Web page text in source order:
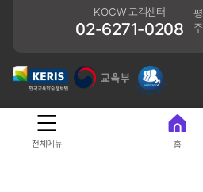
KOCW 고객센터
02-6271-0208
개인정보처리방침
41061 대구광역시 동구 동내로 64 (동내동
전체메뉴 홈